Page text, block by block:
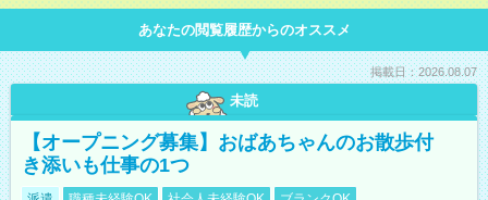
あなたの閲覧履歴からのオススメ
掲載日：2026.08.07
未読
【オープニング募集】おばあちゃんのお散歩付
き添いも仕事の1つ